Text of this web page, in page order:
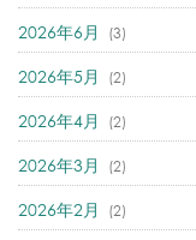
2026年6月 (3)
2026年5月 (2)
2026年4月 (2)
2026年3月 (2)
2026年2月 (2)